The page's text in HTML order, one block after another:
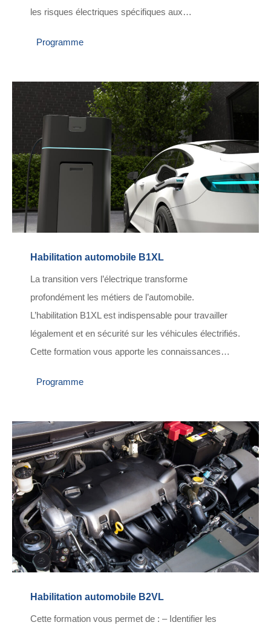
les risques électriques spécifiques aux…
Programme
Habilitation automobile B1XL
La transition vers l’électrique transforme
profondément les métiers de l’automobile.
L’habilitation B1XL est indispensable pour travailler
légalement et en sécurité sur les véhicules électrifiés.
Cette formation vous apporte les connaissances…
Programme
Habilitation automobile B2VL
Cette formation vous permet de : – Identifier les